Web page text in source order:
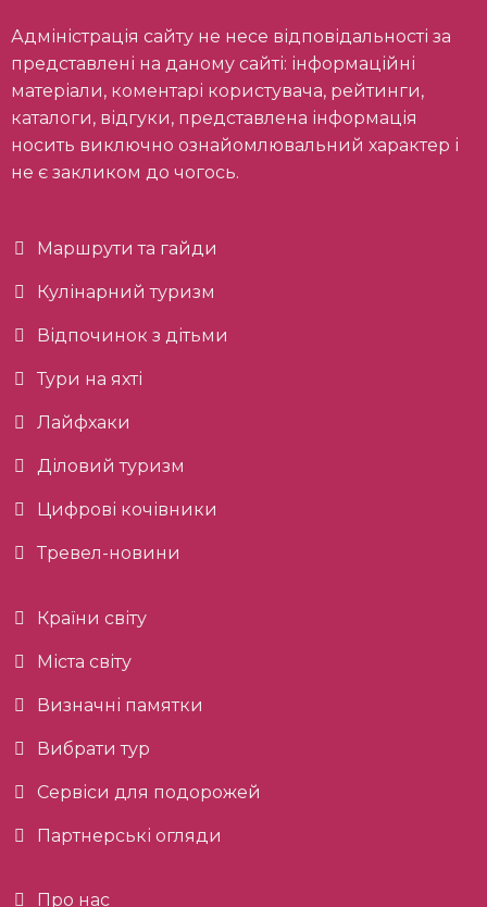
Адміністрація сайту не несе відповідальності за
представлені на даному сайті: інформаційні
матеріали, коментарі користувача, рейтинги,
каталоги, відгуки, представлена інформація
носить виключно ознайомлювальний характер і
не є закликом до чогось.
Маршрути та гайди
Кулінарний туризм
Відпочинок з дітьми
Тури на яхті
Лайфхаки
Діловий туризм
Цифрові кочівники
Тревел-новини
Країни світу
Міста світу
Визначні памятки
Вибрати тур
Сервіси для подорожей
Партнерські огляди
Про нас